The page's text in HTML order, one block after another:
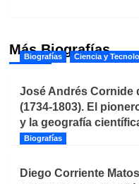
Más Biografías
Biografías Ciencia y
José Andrés Cornide
(1734-1803). El
y la geografía
Biografías
Diego Corriente